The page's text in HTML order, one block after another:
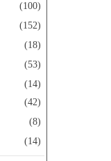
(100)
(152)
(18)
(53)
(14)
(42)
(8)
(14)